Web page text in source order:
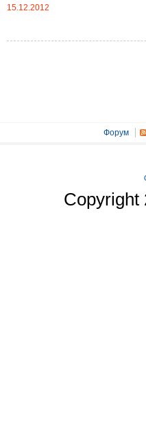
15.12.2012
Форум
Copyright